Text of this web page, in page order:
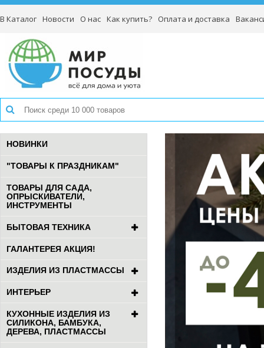
В Каталог Новости О нас Как купить? Оплата и доставка
НОВИНКИ
"ТОВАРЫ К ПРАЗДНИКАМ"
ТОВАРЫ ДЛЯ САДА,
ОПРЫСКИВАТЕЛИ,
ИНСТРУМЕНТЫ
БЫТОВАЯ ТЕХНИКА
ГАЛАНТЕРЕЯ АКЦИЯ!
ИЗДЕЛИЯ ИЗ ПЛАСТМАССЫ
ИНТЕРЬЕР
КУХОННЫЕ ИЗДЕЛИЯ ИЗ
СИЛИКОНА, БАМБУКА,
ДЕРЕВА, ПЛАСТМАССЫ